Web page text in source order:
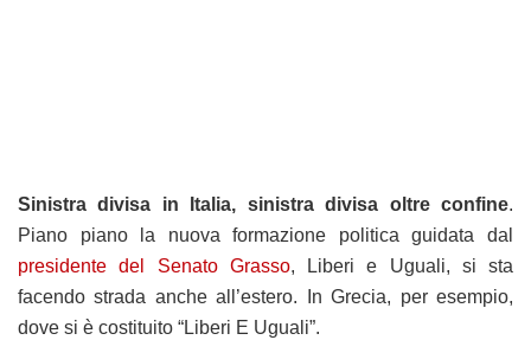
Sinistra divisa in Italia, sinistra divisa oltre confine.
Piano piano la nuova formazione politica guidata dal
presidente del Senato Grasso, Liberi e Uguali, si sta
facendo strada anche all’estero. In Grecia, per esempio,
dove si è costituito “Liberi E Uguali”.